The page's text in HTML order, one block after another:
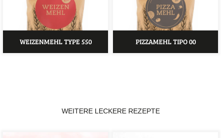
WEIZENMEHL TYPE 550 PIZZAMEHL TIPO 00
WEITERE LECKERE REZEPTE